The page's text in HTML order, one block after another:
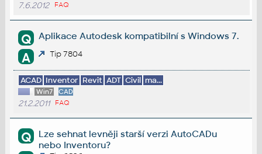
7.6.2012 FAQ
Q Aplikace Autodesk kompatibilní s Windows 7.
A Tip 7804
ACAD Inventor Revit ADT Civil ma...
Win7 CAD
21.2.2011 FAQ
Q
Lze sehnat levněji starší verzi AutoCADu
nebo Inventoru?